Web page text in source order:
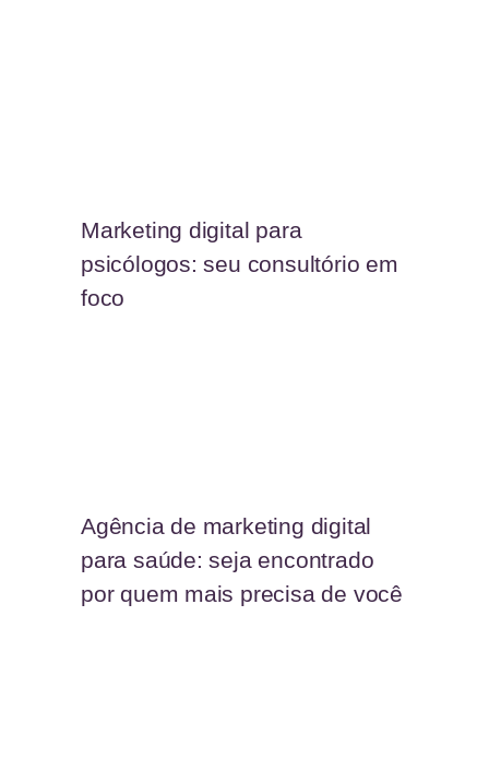
Marketing digital para
psicólogos: seu consultório em
foco
Agência de marketing digital
para saúde: seja encontrado
por quem mais precisa de você